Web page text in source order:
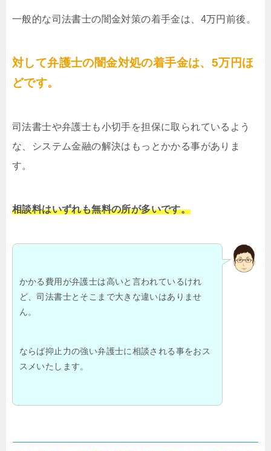
一般的な司法書士の闇金対策の着手金は、4万円前後。
対して弁護士の闇金対処の着手金は、5万円ほ
どです。
司法書士や弁護士も小切手を担保に取られているよう
な、システム金融の解決はもっとかかる事がありま
す。
相談料はいずれも無料の所が多いです。
かかる費用が弁護士は高いと言われているけれ
ど、司法書士とそこまで大きな違いはありませ
ん。
ならば抑止力の強い弁護士に相談される事をおス
スメいたします。